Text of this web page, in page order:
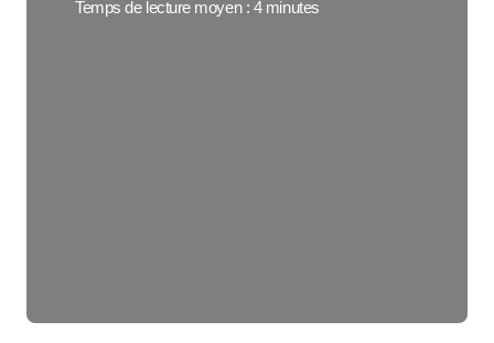
Temps de lecture moyen : 4 minutes